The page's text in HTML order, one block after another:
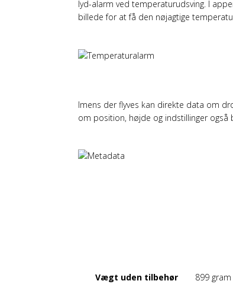
lyd-alarm ved temperaturudsving. I
billede for at få den nøjagtige
Imens der flyves kan direkte data om
om position, højde og indstillinger også
Vægt uden tilbehør 899 gram